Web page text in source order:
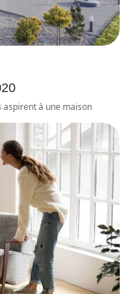
aspirent à une maison